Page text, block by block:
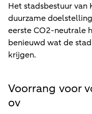
Het stadsbestuur van
duurzame
eerste CO2-neutrale
benieuwd wat de
krijgen.
Voorrang voor
ov